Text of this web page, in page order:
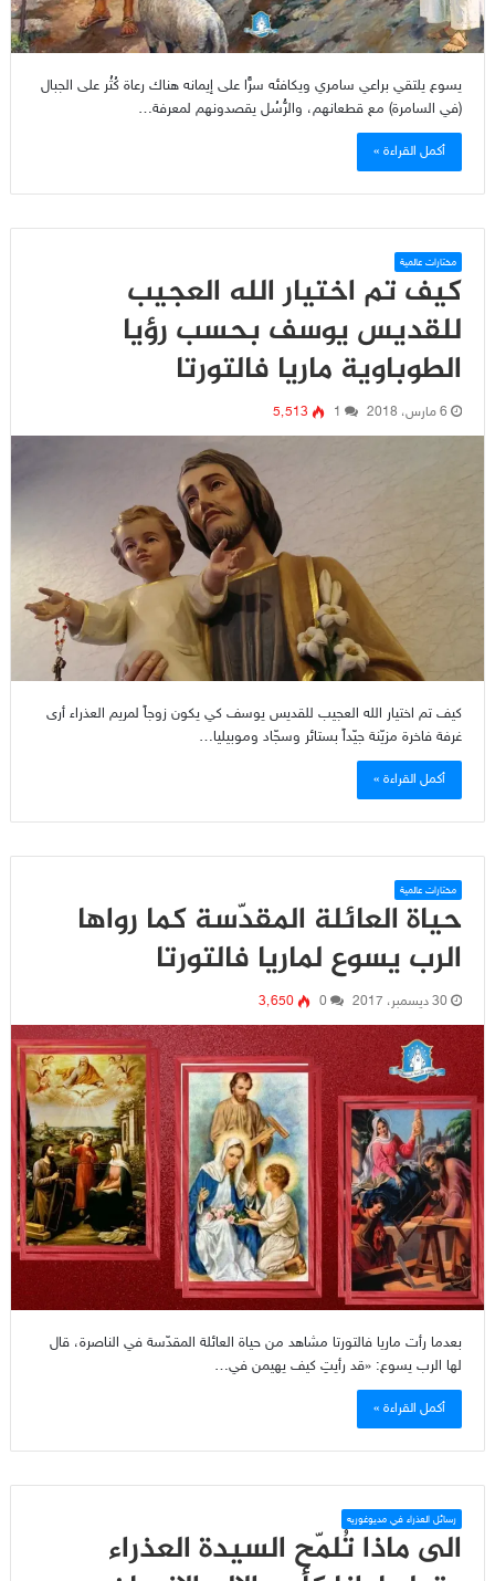
يسوع يلتقي براعي سامري ويكافئه سرًّا على إيمانه هناك رعاة كُثُر على الجبال
(في السامرة) مع قطعانهم، والرُّسُل يقصدونهم لمعرفة…
أكمل القراءة »
مختارات عالمية
كيف تم اختيار الله العجيب
للقديس يوسف بحسب رؤيا
الطوباوية ماريا فالتورتا
6 مارس، 2018 1 5٬513
كيف تم اختيار الله العجيب للقديس يوسف كي يكون زوجاً لمريم العذراء أرى
غرفة فاخرة مزيّنة جيّداً بستائر وسجّاد وموبيليا…
أكمل القراءة »
مختارات عالمية
حياة العائلة المقدّسة كما رواها
الرب يسوع لماريا فالتورتا
30 ديسمبر، 2017 0 3٬650
بعدما رأت ماريا فالتورتا مشاهد من حياة العائلة المقدّسة في الناصرة، قال
لها الرب يسوع: «قد رأيتِ كيف يهيمن في…
أكمل القراءة »
رسائل العذراء في مديوغوريه
الى ماذا تُلمّح السيدة العذراء